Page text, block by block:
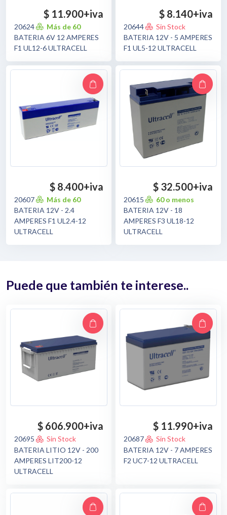
$ 11.900+iva
20624
Más de 60
BATERIA 6V 12 AMPERES
F1 UL12-6 ULTRACELL
$ 8.140+iva
20644
Sin Stock
BATERIA 12V - 5 AMPERES
F1 UL5-12 ULTRACELL
$ 8.400+iva
20607
Más de 60
BATERIA 12V - 2.4
AMPERES F1 UL2.4-12
ULTRACELL
$ 32.500+iva
20615
60 o menos
BATERIA 12V - 18
AMPERES F3 UL18-12
ULTRACELL
Puede que también te interese..
$ 606.900+iva
20695
Sin Stock
BATERIA LITIO 12V - 200
AMPERES LIT200-12
ULTRACELL
$ 11.990+iva
20687
Sin Stock
BATERIA 12V - 7 AMPERES
F2 UC7-12 ULTRACELL